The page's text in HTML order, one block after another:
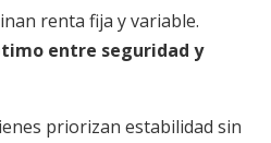
renta fija y variable.
entre seguridad y
priorizan estabilidad sin